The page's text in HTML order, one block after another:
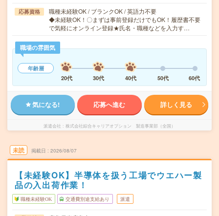
応募資格
職種未経験OK / ブランクOK / 英語力不要
◆未経験OK！〇まずは事前登録だけでもOK！履歴書不要
で気軽にオンライン登録★氏名・職種などを入力す…
職場の雰囲気
年齢層
20代
30代 40代 50代 60代
気になる! 応募へ進む 詳しく見る
派遣会社 株式会社綜合キャリアオプション 製造事業部（全国）
未読 掲載日 2026/08/07
【未経験OK】半導体を扱う工場でウエハー製
品の入出荷作業！
職種未経験OK 交通費別途支給あり 派遣